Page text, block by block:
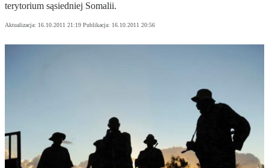
terytorium sąsiedniej Somalii.
Aktualizacja: 16.10.2011 21:19 Publikacja: 16.10.2011 20:56